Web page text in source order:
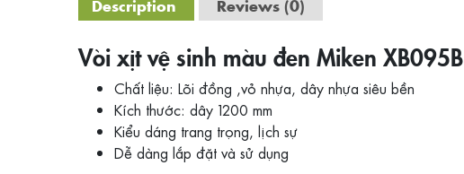
Description Reviews (0)
Vòi xịt vệ sinh màu đen Miken XB095B
Chất liệu: Lõi đồng ,vỏ nhựa, dây nhựa siêu bền
Kích thước: dây 1200 mm
Kiểu dáng trang trọng, lịch sự
Dễ dàng lắp đặt và sử dụng